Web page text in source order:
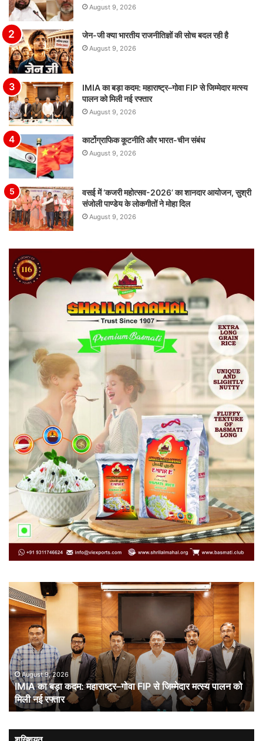
August 9, 2026
जेन-जी क्या भारतीय राजनीतिज्ञों की सोच बदल रही है
August 9, 2026
IMIA का बड़ा कदम: महाराष्ट्र–गोवा FIP से जिम्मेदार मत्स्य
पालन को मिली नई रफ्तार
August 9, 2026
कार्टोग्राफिक कूटनीति और भारत-चीन संबंध
August 9, 2026
वसई में ‘कजरी महोत्सव-2026’ का शानदार आयोजन, सुश्री
संजोली पाण्डेय के लोकगीतों ने मोहा दिल
August 9, 2026
IMIA
का
बड़ा
कदम:
महाराष्ट्र–
गोवा
FIP
से
जिम्मेदार
मत्स्य
पालन
मिली
August 9, 2026
IMIA का बड़ा कदम: महाराष्ट्र–गोवा FIP से जिम्मेदार मत्स्य पालन को
मिली नई रफ्तार